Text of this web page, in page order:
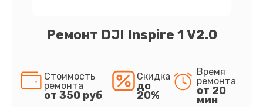
Ремонт DJI Inspire 1 V2.0
Стоимость
ремонта
от 350 руб
Скидка
до
20%
Время
ремонта
от 20
мин